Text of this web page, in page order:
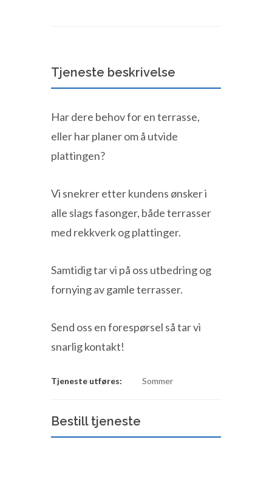
Tjeneste beskrivelse
Har dere behov for en terrasse,
eller har planer om å utvide
plattingen?
Vi snekrer etter kundens ønsker i
alle slags fasonger, både terrasser
med rekkverk og plattinger.
Samtidig tar vi på oss utbedring og
fornying av gamle terrasser.
Send oss en forespørsel så tar vi
snarlig kontakt!
Tjeneste utføres: Sommer
Bestill tjeneste